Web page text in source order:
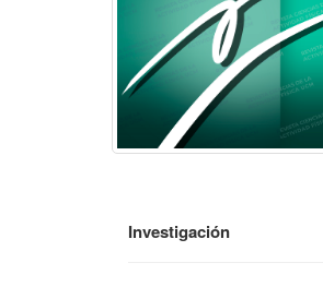
Investigación